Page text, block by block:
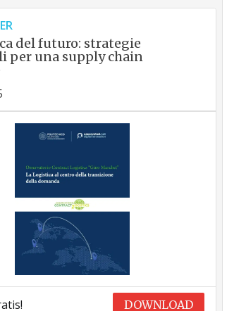
del futuro: strategie
per una supply chain
DOWNLOAD